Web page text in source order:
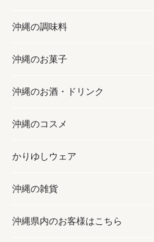
フルーツ・野菜
お肉
海産物
加工食品
缶詰／パウチ
沖縄料理
沖縄そば／乾麺
レトルト食品
乾物／粉類
沖縄の調味料
調味料
砂糖／黒砂糖
塩
お酢／ドレッシング
しょうゆ
みそ
沖縄のお菓子
お菓子
黒糖
ちんすこう
伝統菓子
スナック
沖縄のお酒・ドリンク
お酒・ドリンク
泡盛
ビール・チューハイ
ワイン・ウィスキー・カクテル
沖縄のコスメ
コスメ
スキンケア
ボディケア
かりゆしウェア
かりゆしウェア
メンズ
沖縄の雑貨
雑貨
沖縄県内のお客様はこちら